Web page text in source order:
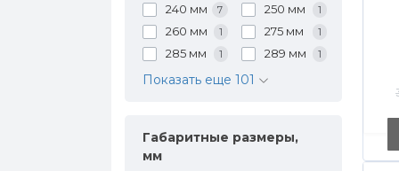
240 мм 7 250 мм 1
260 мм 1 275 мм 1
285 мм 1 289 мм 1
Показать еще 101
Габаритные размеры,
мм